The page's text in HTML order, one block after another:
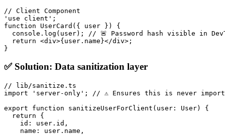
// Client Component
'use client';
function UserCard({ user }) {
console.log(user); // 🚨 Password hash visible in
  return <div>{user.name}</div>;
✅ Solution: Data sanitization layer
// lib/sanitize.ts
import 'server-only'; // ⚠️ Ensures this is never
export function sanitizeUserForClient(user: User) {
  return {
    id: user.id,
    name: user.name,